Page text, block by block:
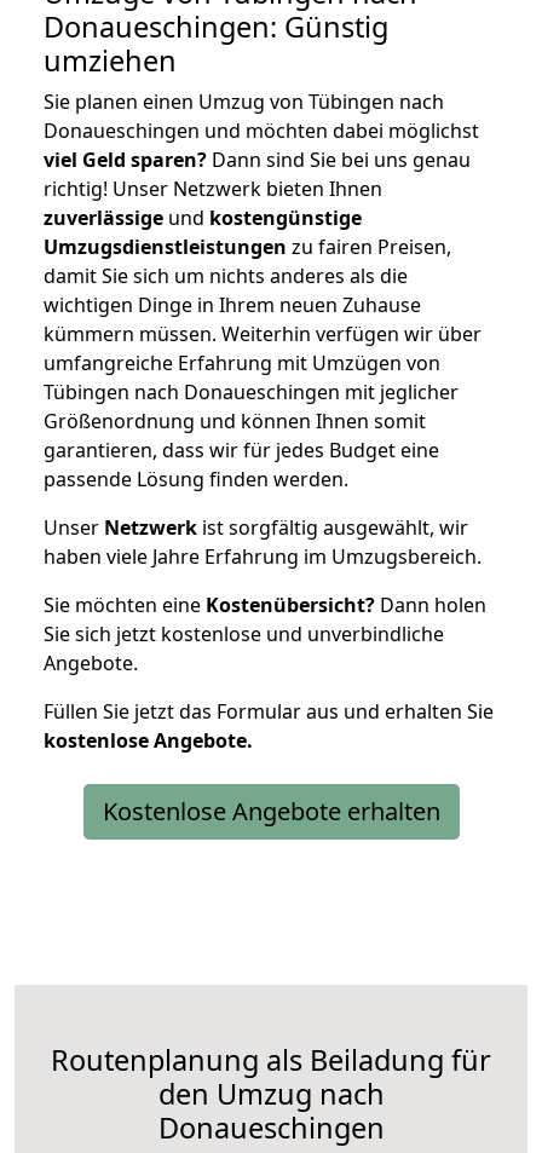
Donaueschingen: Günstig
umziehen
Sie planen einen Umzug von Tübingen nach
Donaueschingen und möchten dabei möglichst
viel Geld sparen? Dann sind Sie bei uns genau
richtig! Unser Netzwerk bieten Ihnen
zuverlässige und kostengünstige
Umzugsdienstleistungen zu fairen Preisen,
damit Sie sich um nichts anderes als die
wichtigen Dinge in Ihrem neuen Zuhause
kümmern müssen. Weiterhin verfügen wir über
umfangreiche Erfahrung mit Umzügen von
Tübingen nach Donaueschingen mit jeglicher
Größenordnung und können Ihnen somit
garantieren, dass wir für jedes Budget eine
passende Lösung finden werden.
Unser Netzwerk ist sorgfältig ausgewählt, wir
haben viele Jahre Erfahrung im Umzugsbereich.
Sie möchten eine Kostenübersicht? Dann holen
Sie sich jetzt kostenlose und unverbindliche
Angebote.
Füllen Sie jetzt das Formular aus und erhalten Sie
kostenloseAngebote.
Kostenlose Angebote erhalten
Routenplanung als Beiladung für
den Umzug nach
Donaueschingen